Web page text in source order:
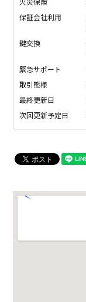
保証会社利用
鍵交換
緊急サポート
取引態様
最終更新日
次回更新予定日